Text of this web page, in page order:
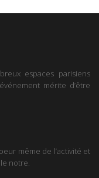
espaces parisiens
mérite d’être
même de l’activité et
notre.